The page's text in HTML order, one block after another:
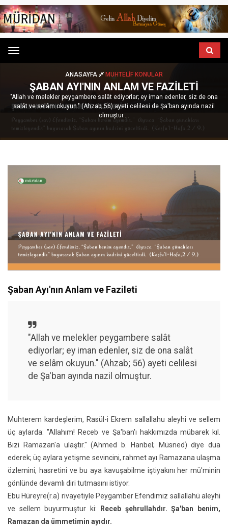
Menu
ANASAYFA MUHTELIF KONULAR
ŞABAN AYI'NIN ANLAM VE FAZILETI
"Allah ve melekler peygambere salât ediyorlar; ey iman edenler, siz de ona
salât ve selâm okuyun." (Ahzab; 56) ayeti celilesi de Şa'ban ayında nazil
olmuştur....
Şaban Ayı'nın Anlam ve Fazileti
"Allah ve melekler peygambere salât
ediyorlar; ey iman edenler, siz de ona salât
ve selâm okuyun." (Ahzab; 56) ayeti celilesi
de Şa'ban ayında nazil olmuştur.
Muhterem kardeşlerim, Rasül-i Ekrem sallallahu aleyhi ve sellem
üç aylarda: "Allahım! Receb ve Şa'ban'ı hakkımızda mübarek kıl.
Bizi Ramazan'a ulaştır." (Ahmed b. Hanbel; Müsned) diye dua
ederek; üç aylara yetişme sevincini, rahmet ayı Ramazana ulaşma
özlemini, hasretini ve bu aya kavuşabilme iştiyakını her mü'minin
gönlünde devamlı diri tutmasını istiyor.
Ebu Hüreyre(r.a) rivayetiyle Peygamber Efendimiz sallallahü aleyhi
ve sellem buyurmuştur ki:
Receb şehrullahdır. Şa'ban benim,
Ramazan da ümmetimin ayıdır.